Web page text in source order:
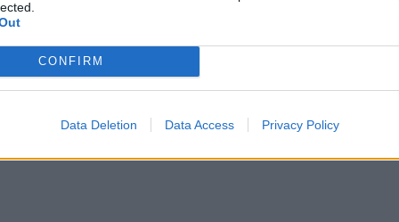
CONFIRM
Data Deletion Data Access Privacy Policy
Δείτε όλες τις τελευταίες
επιχειρηματικέςΕιδήσεις